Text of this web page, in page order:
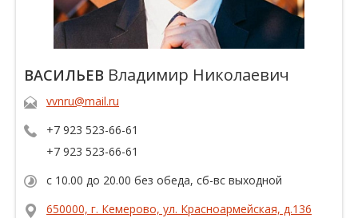
ВАСИЛЬЕВ Владимир Николаевич
vvnru@mail.ru
+7 923 523-66-61
+7 923 523-66-61
c 10.00 до 20.00 без обеда, сб-вс выходной
650000, г. Кемерово, ул. Красноармейская, д.136